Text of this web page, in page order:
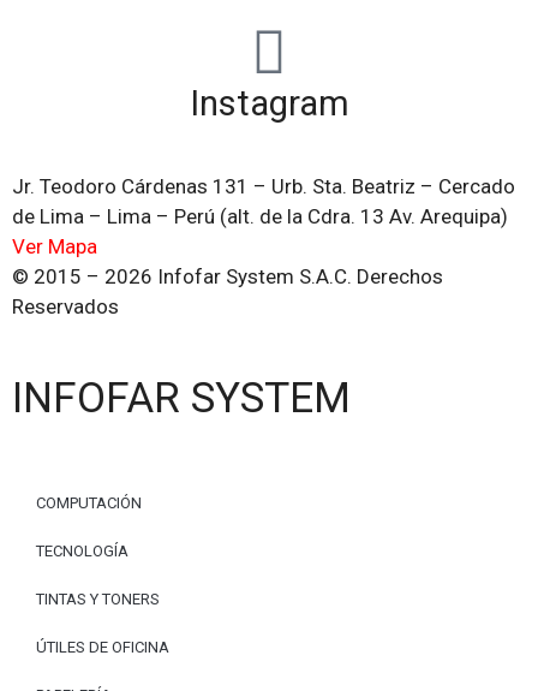
Instagram
Jr. Teodoro Cárdenas 131 – Urb. Sta. Beatriz – Cercado
de Lima – Lima – Perú (alt. de la Cdra. 13 Av. Arequipa)
Ver Mapa
© 2015 – 2026 Infofar System S.A.C. Derechos
Reservados
INFOFAR SYSTEM
COMPUTACIÓN
TECNOLOGÍA
TINTAS Y TONERS
ÚTILES DE OFICINA